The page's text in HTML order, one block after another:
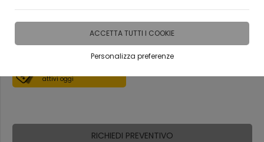
ACCETTA TUTTI I COOKIE
Personalizza preferenze
attivi oggi
RICHIEDI PREVENTIVO